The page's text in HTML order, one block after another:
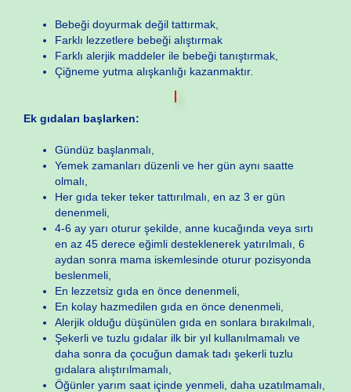
Bebeği doyurmak değil tattırmak,
Farklı lezzetlere bebeği alıştırmak
Farklı alerjik maddeler ile bebeği tanıştırmak,
Çiğneme yutma alışkanlığı kazanmaktır.
Ek gıdaları başlarken:
Gündüz başlanmalı,
Yemek zamanları düzenli ve her gün aynı saatte
olmalı,
Her gıda teker teker tattırılmalı, en az 3 er gün
denenmeli,
4-6 ay yarı oturur şekilde, anne kucağında veya sırtı
en az 45 derece eğimli desteklenerek yatırılmalı, 6
aydan sonra mama iskemlesinde oturur pozisyonda
beslenmeli,
En lezzetsiz gıda en önce denenmeli,
En kolay hazmedilen gıda en önce denenmeli,
Alerjik olduğu düşünülen gıda en sonlara bırakılmalı,
Şekerli ve tuzlu gıdalar ilk bir yıl kullanılmamalı ve
daha sonra da çocuğun damak tadı şekerli tuzlu
gıdalara alıştırılmamalı,
Öğünler yarım saat içinde yenmeli, daha uzatılmamalı,